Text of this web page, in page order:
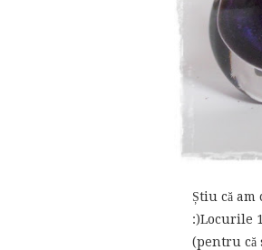
Știu că
:)Locurile
(pentru că